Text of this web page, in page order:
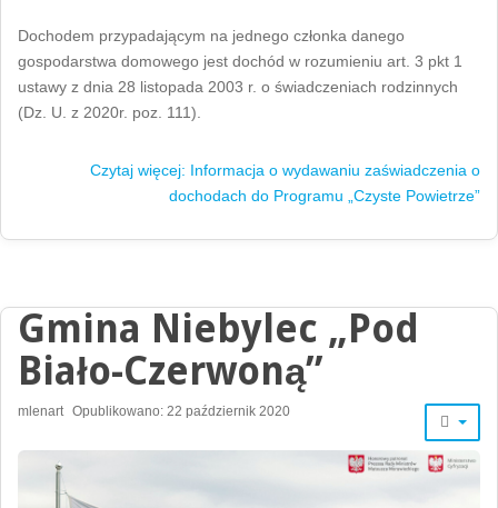
Dochodem przypadającym na jednego członka danego
gospodarstwa domowego jest dochód w rozumieniu art. 3 pkt 1
ustawy z dnia 28 listopada 2003 r. o świadczeniach rodzinnych
(Dz. U. z 2020r. poz. 111).
Czytaj więcej: Informacja o wydawaniu zaświadczenia o
dochodach do Programu „Czyste Powietrze”
Gmina Niebylec „Pod
Biało-Czerwoną”
mlenart Opublikowano: 22 październik 2020